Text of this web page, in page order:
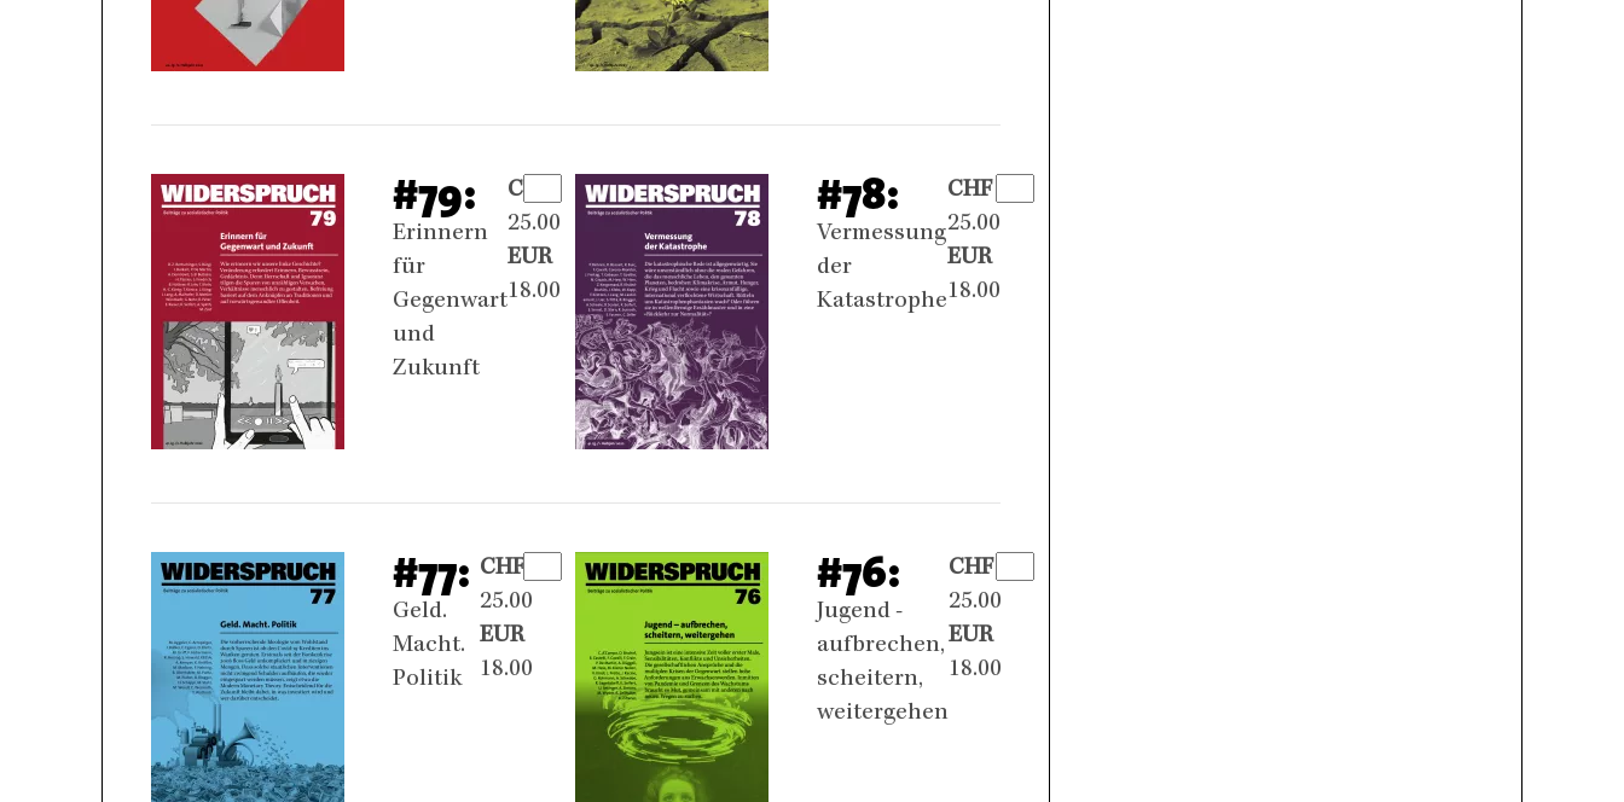
#79:
Erinnern
für
Gegenwart
und
Zukunft
CHF
25.00
EUR
18.00
#78:
Vermessung
der
Katastrophe
CHF
25.00
EUR
18.00
#77:
Geld.
Macht.
Politik
CHF
25.00
EUR
18.00
#76:
Jugend -
aufbrechen,
scheitern,
weitergehen
CHF
25.00
EUR
18.00